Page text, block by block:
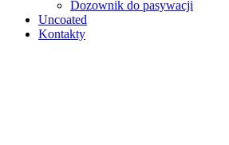
Dozownik do pasywacji
Uncoated
Kontakty